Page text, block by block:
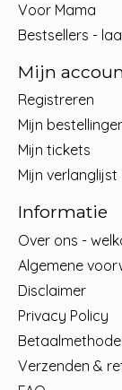
Voor Mama
Bestsellers -
Mijn
Registreren
Mijn
Mijn tickets
Mijn verlanglijst
Informatie
Over ons -
Algemene
Disclaimer
Privacy Policy
Verzenden &